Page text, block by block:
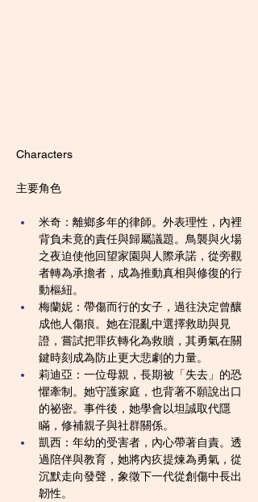
Characters
主要角色
米奇：離鄉多年的律師。外表理性，內裡
背負未竟的責任與歸屬議題。鳥襲與火場
之夜迫使他回望家園與人際承諾，從旁觀
者轉為承擔者，成為推動真相與修復的行
動樞紐。
梅蘭妮：帶傷而行的女子，過往決定曾釀
成他人傷痕。她在混亂中選擇救助與見
證，嘗試把罪疚轉化為救贖，其勇氣在關
鍵時刻成為防止更大悲劇的力量。
莉迪亞：一位母親，長期被「失去」的恐
懼牽制。她守護家庭，也背著不願說出口
的祕密。事件後，她學會以坦誠取代隱
瞞，修補親子與社群關係。
凱西：年幼的受害者，內心帶著自責。透
過陪伴與教育，她將內疚提煉為勇氣，從
沉默走向發聲，象徵下一代從創傷中長出
韌性。